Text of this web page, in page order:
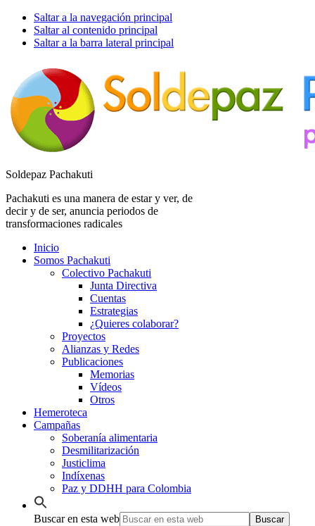
Saltar a la navegación principal
Saltar al contenido principal
Saltar a la barra lateral principal
Soldepaz Pachakuti
Pachakuti es una manera de estar y ver, de
decir y de ser, anuncia periodos de
transformaciones radicales
Inicio
Somos Pachakuti
Colectivo Pachakuti
Junta Directiva
Cuentas
Estrategias
¿Quieres colaborar?
Proyectos
Alianzas y Redes
Publicaciones
Memorias
Vídeos
Otros
Hemeroteca
Campañas
Soberanía alimentaria
Desmilitarización
Justiclima
Indíxenas
Paz y DDHH para Colombia
Buscar en esta web